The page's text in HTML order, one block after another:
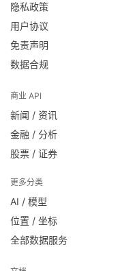
隐私政策
用户协议
免责声明
数据合规
商业 API
新闻 / 资讯
金融 / 分析
股票 / 证券
更多分类
AI / 模型
位置 / 坐标
全部数据服务